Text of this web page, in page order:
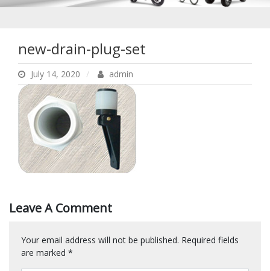
new-drain-plug-set
July 14, 2020 admin
Leave A Comment
Your email address will not be published. Required fields
are marked *